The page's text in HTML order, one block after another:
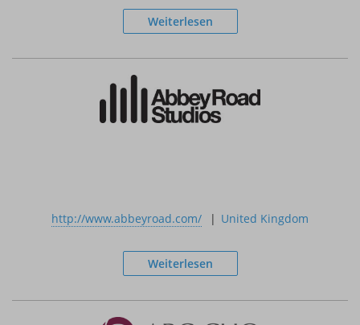
Weiterlesen
http://www.abbeyroad.com/ United Kingdom
Weiterlesen